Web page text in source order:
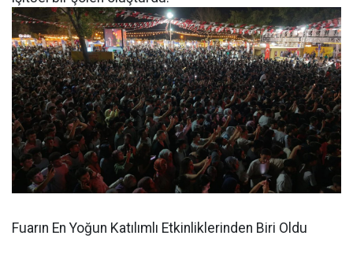
Fuarın En Yoğun Katılımlı Etkinliklerinden Biri Oldu